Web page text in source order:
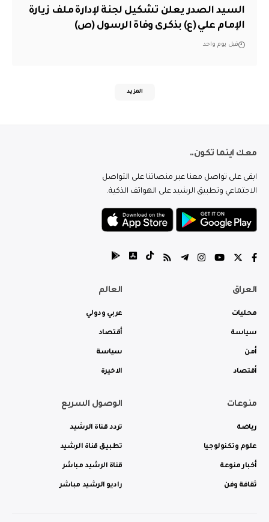
السيد الصدر يعلن تشكيل لجنة لإدارة ملف زيارة
الإمام علي (ع) بذكرى وفاة الرسول (ص)
قبل يوم واحد
المزيد
معك اينما تكون..
ابقى على تواصل معنا عبر منصاتنا على التواصل
الاجتماعي وتطبيق الرشيد على الهواتف الذكية.
العراق
محليات
سياسة
أمن
أقتصاد
العالم
عربي ودولي
أقتصاد
سياسة
الاخيرة
منوعات
رياضة
علوم وتكنولوجيا
أخبار منوعة
ثقافة وفن
الوصول السريع
تردد قناة الرشيد
تطبيق قناة الرشيد
قناة الرشيد مباشر
راديو الرشيد مباشر